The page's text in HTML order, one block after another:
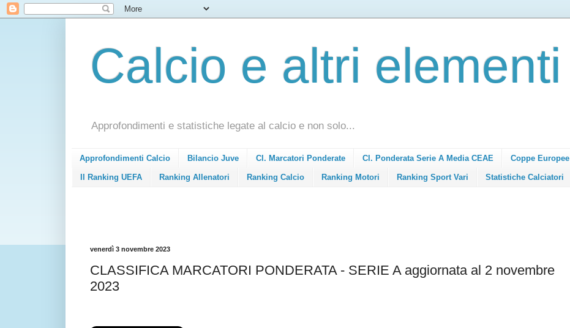
Calcio e altri elementi
Approfondimenti e statistiche legate al calcio e non solo...
Approfondimenti Calcio Bilancio Juve Cl. Marcatori Ponderate Cl. Ponderata Serie A Media CEAE Coppe Europee
Il Ranking UEFA Ranking Allenatori Ranking Calcio Ranking Motori Ranking Sport Vari Statistiche Calciatori
venerdì 3 novembre 2023
CLASSIFICA MARCATORI PONDERATA - SERIE A aggiornata al 2 novembre
2023